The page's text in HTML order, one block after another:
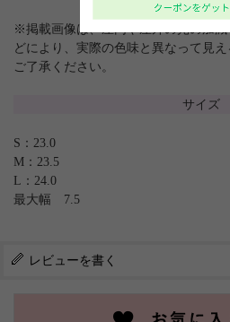
※掲載画像は、屋内や屋外の光の加
どにより、実際の色味と異なって見
ご了承ください。
サイズ
S：23.0
M：23.5
L：24.0
最大幅 7.5
レビューを書く